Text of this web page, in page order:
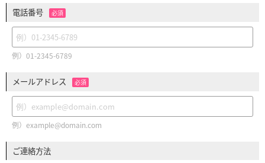
電話番号 必須
例）01-2345-6789
メールアドレス 必須
例）example@domain.com
ご連絡方法